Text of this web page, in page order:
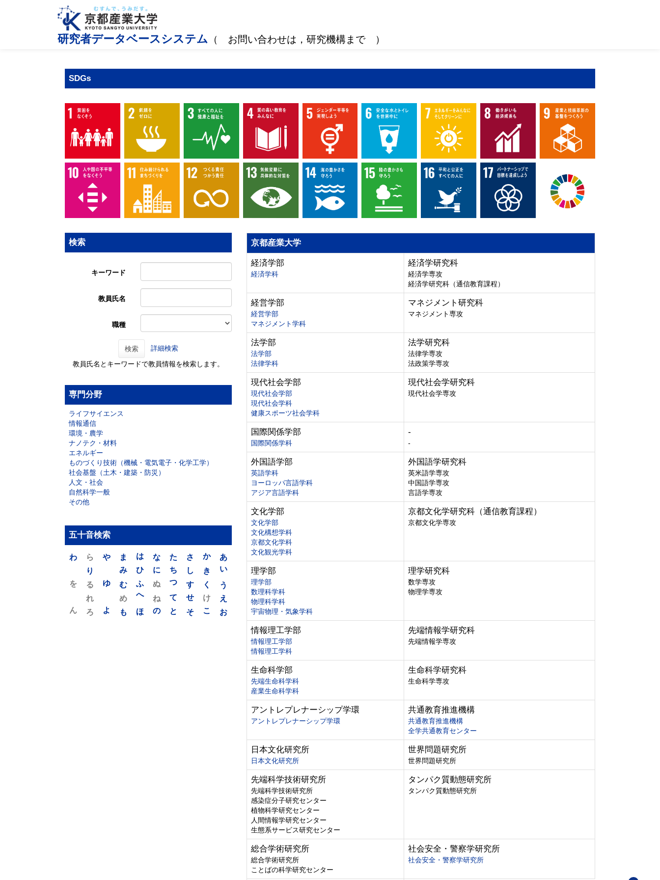
研究者データベースシステム （ お問い合わせは，研究機構まで ）
SDGs
検索
キーワード
教員氏名
職種
検索 詳細検索
教員氏名とキーワードで教員情報を検索します。
専門分野
ライフサイエンス
情報通信
環境・農学
ナノテク・材料
エネルギー
ものづくり技術（機械・電気電子・化学工学）
社会基盤（土木・建築・防災）
人文・社会
自然科学一般
その他
五十音検索
あ
い
う
え
お
か
き
く
け
こ
さ
し
す
せ
そ
た
ち
つ
て
と
な
に
ぬ
ね
の
は
ひ
ふ
へ
ほ
ま
み
む
め
も
や
ゆ
よ
ら
り
る
れ
ろ
わ
を
ん
京都産業大学
経済学部
経済学科
経済学研究科
経済学専攻
経済学研究科（通信教育課程）
経営学部
経営学部
マネジメント学科
マネジメント研究科
マネジメント専攻
法学部
法学部
法律学科
法学研究科
法律学専攻
法政策学専攻
現代社会学部
現代社会学部
現代社会学科
健康スポーツ社会学科
現代社会学研究科
現代社会学専攻
国際関係学部
国際関係学科
-
-
外国語学部
英語学科
ヨーロッパ言語学科
アジア言語学科
外国語学研究科
英米語学専攻
中国語学専攻
言語学専攻
文化学部
文化学部
文化構想学科
京都文化学科
文化観光学科
京都文化学研究科（通信教育課程）
京都文化学専攻
理学部
理学部
数理科学科
物理科学科
宇宙物理・気象学科
理学研究科
数学専攻
物理学専攻
情報理工学部
情報理工学部
情報理工学科
先端情報学研究科
先端情報学専攻
生命科学部
先端生命科学科
産業生命科学科
生命科学研究科
生命科学専攻
アントレプレナーシップ学環
アントレプレナーシップ学環
共通教育推進機構
共通教育推進機構
全学共通教育センター
日本文化研究所
日本文化研究所
世界問題研究所
世界問題研究所
先端科学技術研究所
先端科学技術研究所
感染症分子研究センター
植物科学研究センター
人間情報学研究センター
生態系サービス研究センター
タンパク質動態研究所
タンパク質動態研究所
総合学術研究所
総合学術研究所
ことばの科学研究センター
社会安全・警察学研究所
社会安全・警察学研究所